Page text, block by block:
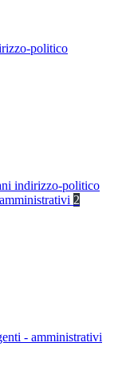
politico
indirizzo-politico
2
- amministrativi